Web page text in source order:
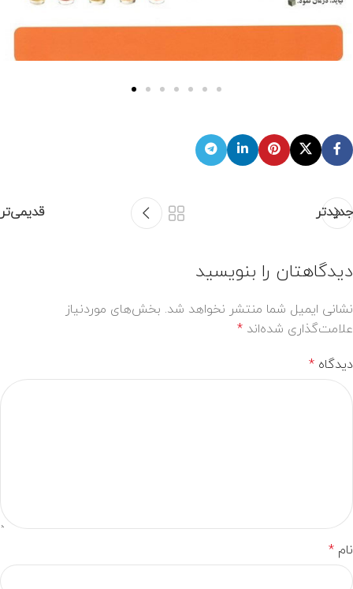
جدیدتر قدیمی‌تر
دیدگاهتان را بنویسید
نشانی ایمیل شما منتشر نخواهد شد. بخش‌های موردنیاز
علامت‌گذاری شده‌اند *
دیدگاه *
نام *